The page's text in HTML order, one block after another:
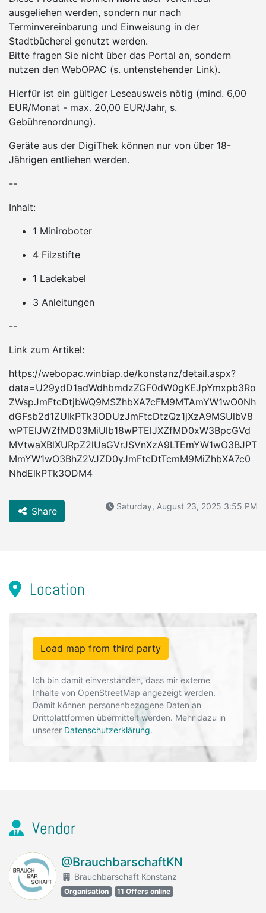
ausgeliehen werden, sondern nur nach
Terminvereinbarung und Einweisung in der
Stadtbücherei genutzt werden.
Bitte fragen Sie nicht über das Portal an, sondern
nutzen den WebOPAC (s. untenstehender Link).
Hierfür ist ein gültiger Leseausweis nötig (mind. 6,00
EUR/Monat - max. 20,00 EUR/Jahr, s.
Gebührenordnung).
Geräte aus der DigiThek können nur von über 18-
Jährigen entliehen werden.
--
Inhalt:
1 Miniroboter
4 Filzstifte
1 Ladekabel
3 Anleitungen
--
Link zum Artikel:
https://webopac.winbiap.de/konstanz/detail.aspx?
data=U29ydD1adWdhbmdzZGF0dW0gKEJpYmxpb3Ro
ZWspJmFtcDtjbWQ9MSZhbXA7cFM9MTAmYW1wO0Nh
dGFsb2d1ZUlkPTk3ODUzJmFtcDtzQz1jXzA9MSUlbV8
wPTElJWZfMD03MiUlb18wPTElJXZfMD0xW3BpcGVd
MVtwaXBlXURpZ2lUaGVrJSVnXzA9LTEmYW1wO3BJPT
MmYW1wO3BhZ2VJZD0yJmFtcDtTcmM9MiZhbXA7c0
NhdElkPTk3ODM4
Share Saturday, August 23, 2025 3:55 PM
Location
Load map from third party
Ich bin damit einverstanden, dass mir externe
Inhalte von OpenStreetMap angezeigt werden.
Damit können personenbezogene Daten an
Drittplattformen übermittelt werden. Mehr dazu in
unserer Datenschutzerklärung.
Vendor
@BrauchbarschaftKN
Brauchbarschaft Konstanz
Organisation 11 Offers online